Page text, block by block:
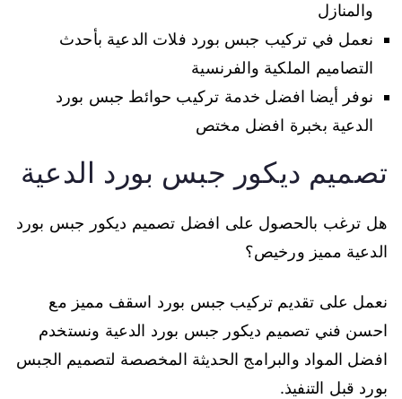
والمنازل
نعمل في تركيب جبس بورد فلات الدعية بأحدث
التصاميم الملكية والفرنسية
نوفر أيضا افضل خدمة تركيب حوائط جبس بورد
الدعية بخبرة افضل مختص
تصميم ديكور جبس بورد الدعية
هل ترغب بالحصول على افضل تصميم ديكور جبس بورد
الدعية مميز ورخيص؟
نعمل على تقديم تركيب جبس بورد اسقف مميز مع
احسن فني تصميم ديكور جبس بورد الدعية ونستخدم
افضل المواد والبرامج الحديثة المخصصة لتصميم الجبس
بورد قبل التنفيذ.